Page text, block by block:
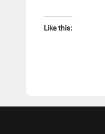
Like this: